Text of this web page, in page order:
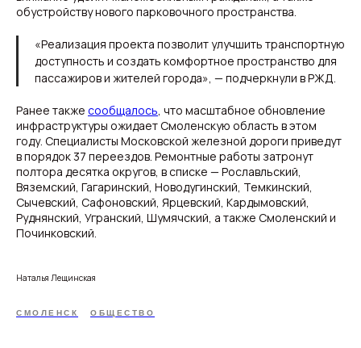
обустройству нового парковочного пространства.
«Реализация проекта позволит улучшить транспортную
доступность и создать комфортное пространство для
пассажиров и жителей города», — подчеркнули в РЖД.
Ранее также сообщалось, что масштабное обновление
инфраструктуры ожидает Смоленскую область в этом
году. Специалисты Московской железной дороги приведут
в порядок 37 переездов. Ремонтные работы затронут
полтора десятка округов, в списке — Рославльский,
Вяземский, Гагаринский, Новодугинский, Темкинский,
Сычевский, Сафоновский, Ярцевский, Кардымовский,
Руднянский, Угранский, Шумячский, а также Смоленский и
Починковский.
Наталья Лещинская
СМОЛЕНСК ОБЩЕСТВО